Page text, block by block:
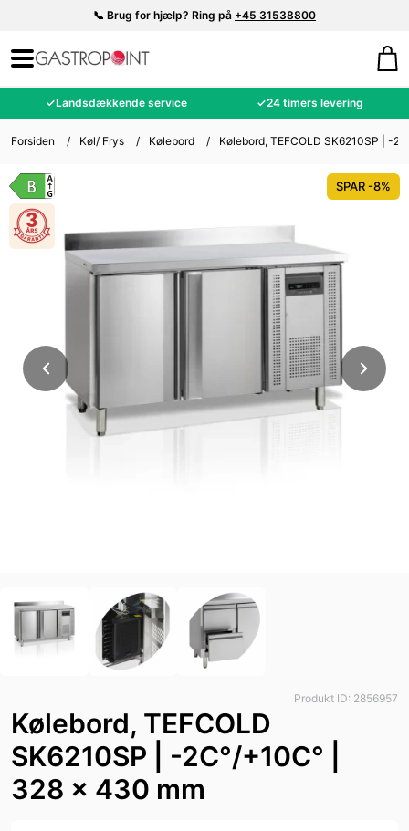
📞 Brug for hjælp? Ring på +45 31538800
✓Landsdækkende service ✓24 timers levering
Forsiden / Køl/ Frys / Kølebord / Kølebord, TEFCOLD SK6210SP | -
SPAR -8%
Produkt ID: 2856957
Kølebord, TEFCOLD
SK6210SP | -2C°/+10C° |
328 x 430 mm